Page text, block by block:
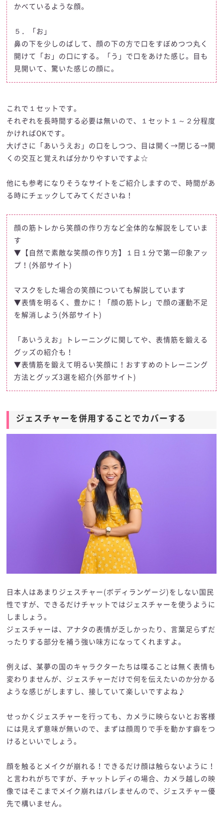
かべているような顔。
５．「お」
鼻の下を少しのばして、顔の下の方で口をすぼめつつ丸く
開けて「お」の口にする。「う」で口をあけた感じ。目も
見開いて、驚いた感じの顔に。
これで１セットです。
それぞれを長時間する必要は無いので、１セット１～２分程度
かければOKです。
大げさに「あいうえお」の口をしつつ、目は開く→閉じる→開
くの交互と覚えれば分かりやすいですよ☆
他にも参考になりそうなサイトをご紹介しますので、時間があ
る時にチェックしてみてくださいね！
顔の筋トレから笑顔の作り方など全体的な解説をしていま
す
▼【自然で素敵な笑顔の作り方】１日１分で第一印象アッ
プ！(外部サイト)
マスクをした場合の笑顔についても解説しています
▼表情を明るく、豊かに！「顔の筋トレ」で顔の運動不足
を解消しよう(外部サイト)
「あいうえお」トレーニングに関してや、表情筋を鍛える
グッズの紹介も！
▼表情筋を鍛えて明るい笑顔に！おすすめのトレーニング
方法とグッズ3選を紹介(外部サイト)
ジェスチャーを併用することでカバーする
日本人はあまりジェスチャー(ボディランゲージ)をしない国民
性ですが、できるだけチャットではジェスチャーを使うように
しましょう。
ジェスチャーは、アナタの表情が乏しかったり、言葉足らずだ
ったりする部分を補う強い味方になってくれますよ。
例えば、某夢の国のキャラクターたちは喋ることは無く表情も
変わりませんが、ジェスチャーだけで何を伝えたいのか分かる
ような感じがしますし、接していて楽しいですよね♪
せっかくジェスチャーを行っても、カメラに映らないとお客様
には見えず意味が無いので、まずは顔周りで手を動かす癖をつ
けるといいでしょう。
顔を触るとメイクが崩れる！できるだけ顔は触らないように！
と言われがちですが、チャットレディの場合、カメラ越しの映
像ではそこまでメイク崩れはバレませんので、ジェスチャー優
先で構いません。